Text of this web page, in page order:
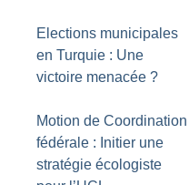
Elections municipales
en Turquie : Une
victoire menacée ?
Motion de Coordination
fédérale : Initier une
stratégie écologiste